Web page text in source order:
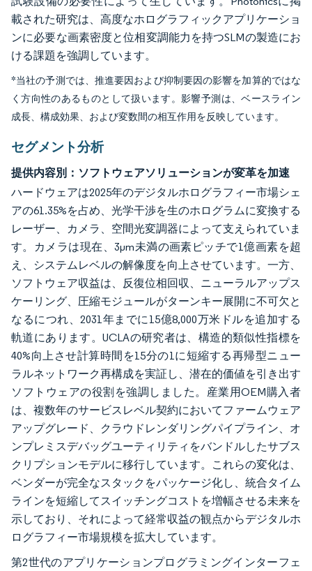
載された研究は、高度なホログラフィックアプリケーショ
ンに必要な画素密度と位相変調能力を持つSLMの製造にお
ける課題を強調しています。
*当社の予測では、推進要因および抑制要因の影響を加算的ではな
く方向性のあるものとして扱います。影響予測は、ベースライン
成長、構成効果、および変数間の相互作用を反映しています。
セグメント分析
提供内容別：ソフトウェアソリューションが変革を加速
ハードウェアは2025年のデジタルホログラフィー市場シェ
アの61.35%を占め、光学干渉を生のホログラムに変換する
レーザー、カメラ、空間光変調器によって支えられていま
す。カメラは現在、3µm未満の画素ピッチで1億画素を超
え、システムレベルの解像度を向上させています。一方、
ソフトウェア収益は、反復位相回収、ニューラルアップス
ケーリング、圧縮モジュールがターンキー展開に不可欠と
なるにつれ、2031年までに15億8,000万米ドルを追加する
軌道にあります。UCLAの研究者は、構造的類似性指標を
40%向上させ計算時間を15分の1に短縮する再帰型ニュー
ラルネットワーク再構成を実証し、潜在的価値を引き出す
ソフトウェアの役割を強調しました。産業用OEM購入者
は、複数年のサービスレベル契約においてファームウェア
アップグレード、クラウドレンダリングパイプライン、オ
ンプレミスデバッグユーティリティをバンドルしたサブス
クリプションモデルに移行しています。これらの変化は、
ベンダーが完全なスタックをパッケージ化し、統合タイム
ラインを短縮してスイッチングコストを増幅させる未来を
示しており、それによって経常収益の観点からデジタルホ
ログラフィー市場規模を拡大しています。
第2世代のアプリケーションプログラミングインターフェ